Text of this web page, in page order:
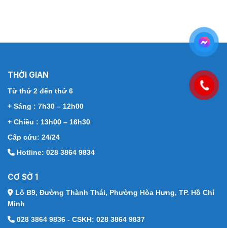
THỜI GIAN
Từ thứ 2 đến thứ 6
+ Sáng : 7h30 – 12h00
+ Chiều : 13h00 – 16h30
Cấp cứu: 24/24
Hotline: 028 3864 9834
CƠ SỞ 1
Lô B9, Đường Thành Thái, Phường Hòa Hưng, TP. Hồ Chí
Minh
028 3864 9836 - CSKH: 028 3864 9837